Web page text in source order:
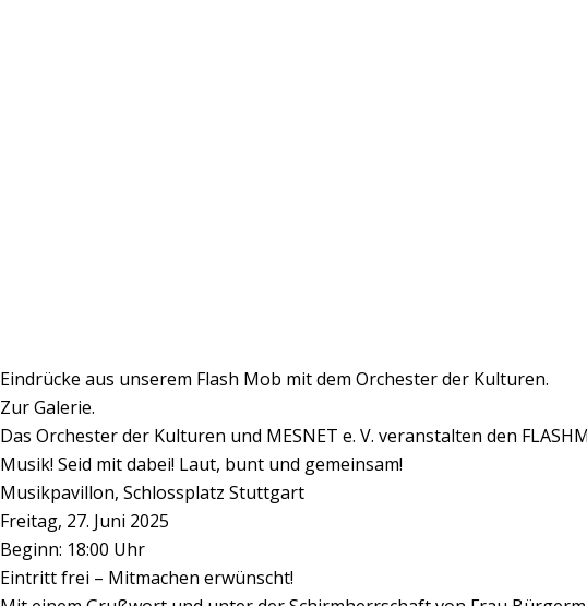
Eindrücke aus unserem Flash Mob mit dem Orchester der Kulturen.
Zur Galerie.
Das Orchester der Kulturen und MESNET e. V. veranstalten den
Musik! Seid mit dabei! Laut, bunt und gemeinsam!
Musikpavillon, Schlossplatz Stuttgart
Freitag, 27. Juni 2025
Beginn: 18:00 Uhr
Eintritt frei – Mitmachen erwünscht!